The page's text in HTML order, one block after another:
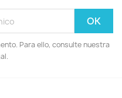
Para ello, consulte nuestra